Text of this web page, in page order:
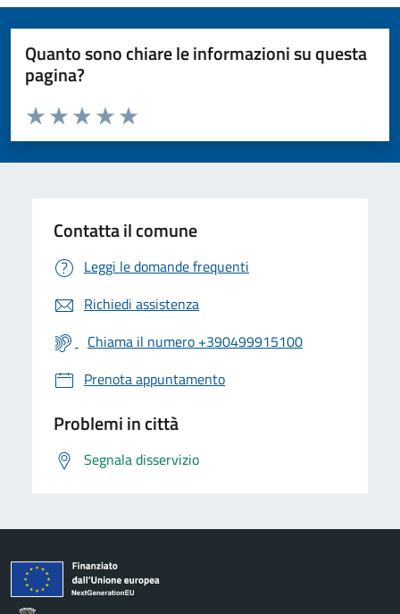
Quanto sono chiare le informazioni su questa
pagina?
Valuta da 1 a 5 stelle la pagina
Valuta 5 stelle su 5
Valuta 4 stelle su 5
Valuta 3 stelle su 5
Valuta 2 stelle su 5
Valuta 1 stelle su 5
Contatta il comune
Leggi le domande frequenti
Richiedi assistenza
Chiama il numero +390499915100
Prenota appuntamento
Problemi in città
Segnala disservizio